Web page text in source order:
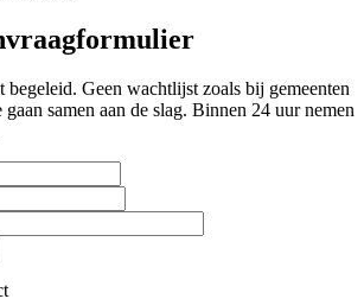
Geen wachtlijst zoals bij gemeenten
samen aan de slag. Binnen 24 uur nemen